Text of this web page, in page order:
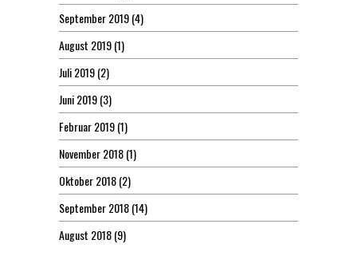
September 2019(4)
August 2019(1)
Juli 2019(2)
Juni 2019(3)
Februar 2019(1)
November 2018(1)
Oktober 2018(2)
September 2018(14)
August 2018(9)